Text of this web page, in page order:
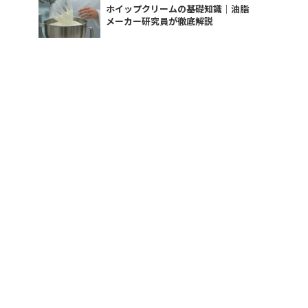
ホイップクリームの基礎知識｜油脂
メーカー研究員が徹底解説